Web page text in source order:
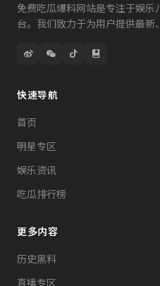
免费吃瓜爆料网站是专注于娱
台。我们致力于为用户提供最新
快速导航
首页
明星专区
娱乐资讯
吃瓜排行榜
更多内容
历史黑料
直播专区